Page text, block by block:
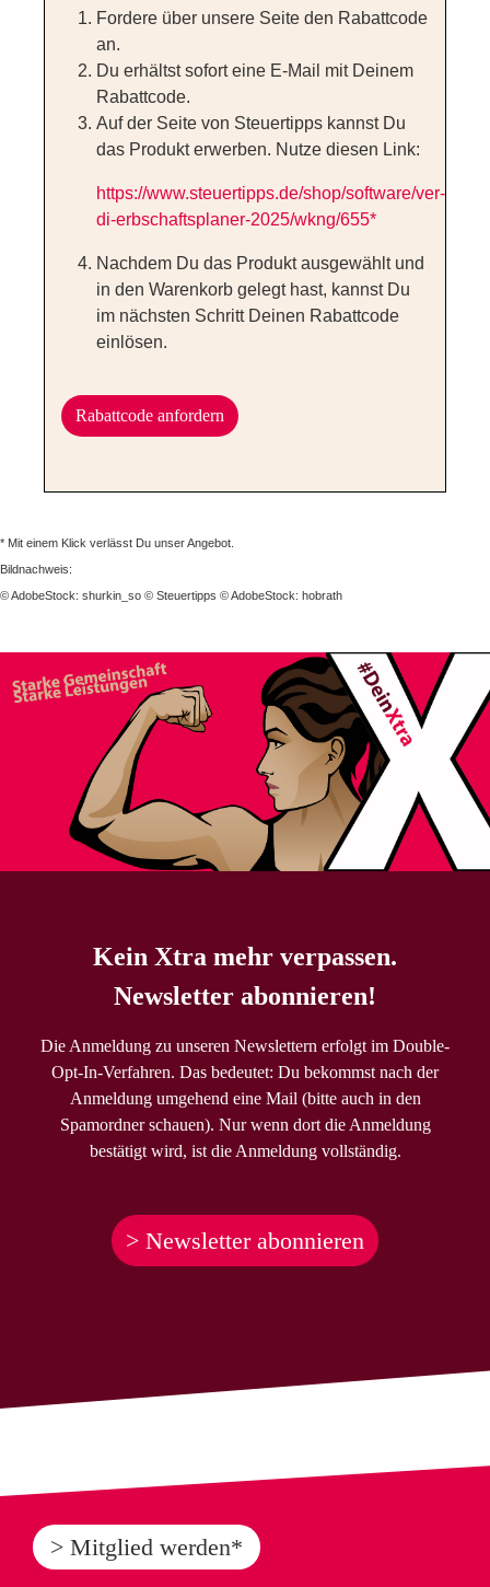
Fordere über unsere Seite den Rabattcode
an.
Du erhältst sofort eine E-Mail mit Deinem
Rabattcode.
Auf der Seite von Steuertipps kannst Du
das Produkt erwerben. Nutze diesen Link:
https://www.steuertipps.de/shop/software/ver-
di-erbschaftsplaner-2025/wkng/655*
Nachdem Du das Produkt ausgewählt und
in den Warenkorb gelegt hast, kannst Du
im nächsten Schritt Deinen Rabattcode
einlösen.
Rabattcode anfordern
* Mit einem Klick verlässt Du unser Angebot.
Bildnachweis:
© AdobeStock: shurkin_so © Steuertipps © AdobeStock: hobrath
Kein Xtra mehr verpassen.
Newsletter abonnieren!
Die Anmeldung zu unseren Newslettern erfolgt im Double-
Opt-In-Verfahren. Das bedeutet: Du bekommst nach der
Anmeldung umgehend eine Mail (bitte auch in den
Spamordner schauen). Nur wenn dort die Anmeldung
bestätigt wird, ist die Anmeldung vollständig.
> Newsletter abonnieren
> Mitglied werden*